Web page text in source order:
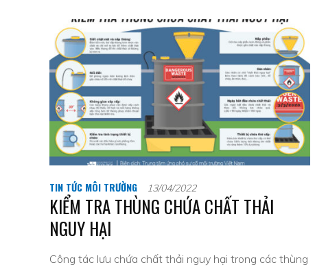
TIN TỨC MÔI TRƯỜNG 13/04/2022
KIỂM TRA THÙNG CHỨA CHẤT THẢI
NGUY HẠI
Công tác lưu chứa chất thải nguy hại trong các thùng